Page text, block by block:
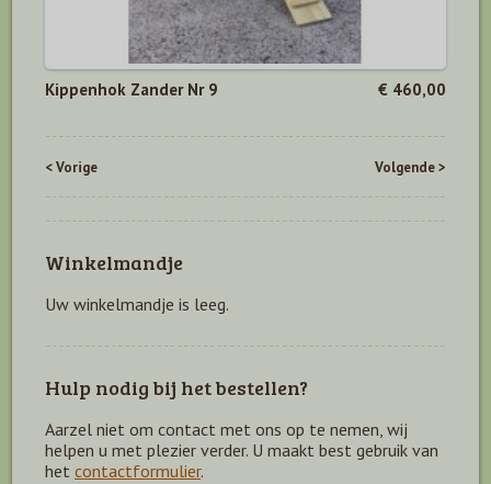
Kippenhok Zander Nr 9 € 460,00
< Vorige Volgende >
Winkelmandje
Uw winkelmandje is leeg.
Hulp nodig bij het bestellen?
Aarzel niet om contact met ons op te nemen, wij
helpen u met plezier verder. U maakt best gebruik van
het contactformulier.